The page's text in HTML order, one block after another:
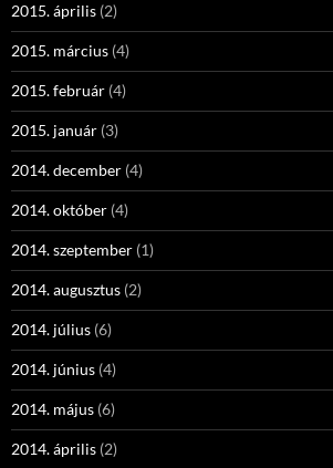
2015. április (2)
2015. március (4)
2015. február (4)
2015. január (3)
2014. december (4)
2014. október (4)
2014. szeptember (1)
2014. augusztus (2)
2014. július (6)
2014. június (4)
2014. május (6)
2014. április (2)